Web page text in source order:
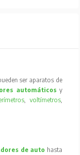
ser aparatos de
automáticos y
, voltímetros,
de auto hasta